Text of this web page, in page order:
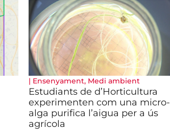
| Ensenyament, Medi ambient
Estudiants de d’Horticultura
experimenten com una micro-
alga purifica l’aigua per a ús
agrícola